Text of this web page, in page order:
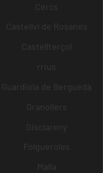
Cercs
Castellví de Rosanes
Castellterçol
rrius
Guardiola de Berguedà
Granollers
Gisclareny
Folgueroles
Malla